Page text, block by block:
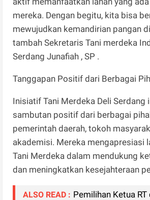
mereka. Dengan begitu, kita bisa
mewujudkan kemandirian pangan
tambah Sekretaris Tani merdeka
Serdang Junafiah , SP .
Tanggapan Positif dari Berbagai
Inisiatif Tani Merdeka Deli Serdang
sambutan positif dari berbagai
pemerintah daerah, tokoh
akademisi. Mereka mengapresiasi
Tani Merdeka dalam mendukung
dan meningkatkan kesejahteraan
ALSO READ : Pemilihan Ketua